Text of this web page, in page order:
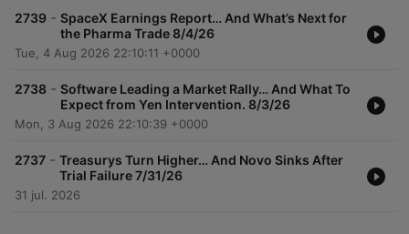
2739 - SpaceX Earnings Report… And What’s Next for
the Pharma Trade 8/4/26
Tue, 4 Aug 2026 22:10:11 +0000
2738 - Software Leading a Market Rally… And What To
Expect from Yen Intervention. 8/3/26
Mon, 3 Aug 2026 22:10:39 +0000
2737 - Treasurys Turn Higher… And Novo Sinks After
Trial Failure 7/31/26
31 jul. 2026